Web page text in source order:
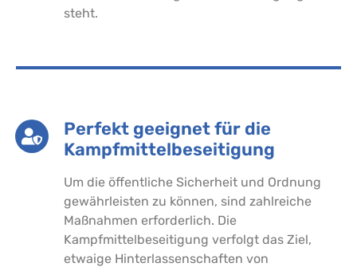
steht.
Perfekt geeignet für die
Kampfmittelbeseitigung
Um die öffentliche Sicherheit und Ordnung
gewährleisten zu können, sind zahlreiche
Maßnahmen erforderlich. Die
Kampfmittelbeseitigung verfolgt das Ziel,
etwaige Hinterlassenschaften von